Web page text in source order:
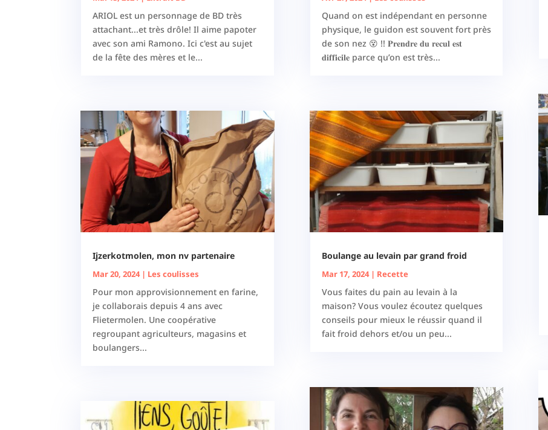
ARIOL est un personnage de BD très
attachant...et très drôle! Il aime papoter
avec son ami Ramono. Ici c'est au sujet
de la fête des mères et le...
Ijzerkotmolen, mon nv partenaire
Mar 20, 2024| Les coulisses
Pour mon approvisionnement en farine,
je collaborais depuis 4 ans avec
Flietermolen. Une coopérative
regroupant agriculteurs, magasins et
boulangers...
Quand on est indépendant en personne
physique, le guidon est souvent fort près
de son nez 😵 !! 𝐏𝐫𝐞𝐧𝐝𝐫𝐞 𝐝𝐮 𝐫𝐞𝐜𝐮𝐥 𝐞𝐬𝐭
𝐝𝐢𝐟𝐟𝐢𝐜𝐢𝐥𝐞 parce qu’on est très...
Boulange au levain par grand froid
Mar 17, 2024| Recette
Vous faites du pain au levain à la
maison? Vous voulez écoutez quelques
conseils pour mieux le réussir quand il
fait froid dehors et/ou un peu...